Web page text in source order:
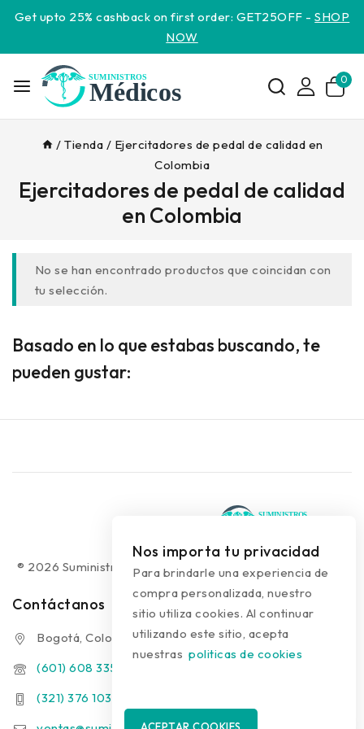
Get upto 25% cashback on first order: GET25OFF -SHOP
NOW
0
/ Tienda / Ejercitadores de pedal de calidad en
Colombia
Ejercitadores de pedal de calidad
en Colombia
No se han encontrado productos que coincidan con
tu selección.
Basado en lo que estabas buscando, te
pueden gustar:
® 2026 Suministros Médicos Diseño web: colguía.com.co
Contáctanos
Bogotá, Colombia
(601) 608 3354
(321) 376 1031 - (313) 289 9910
Nos importa tu privacidad
Para brindarle una experiencia de
compra personalizada, nuestro
sitio utiliza cookies. Al continuar
utilizando este sitio, acepta
nuestras politicas de cookies